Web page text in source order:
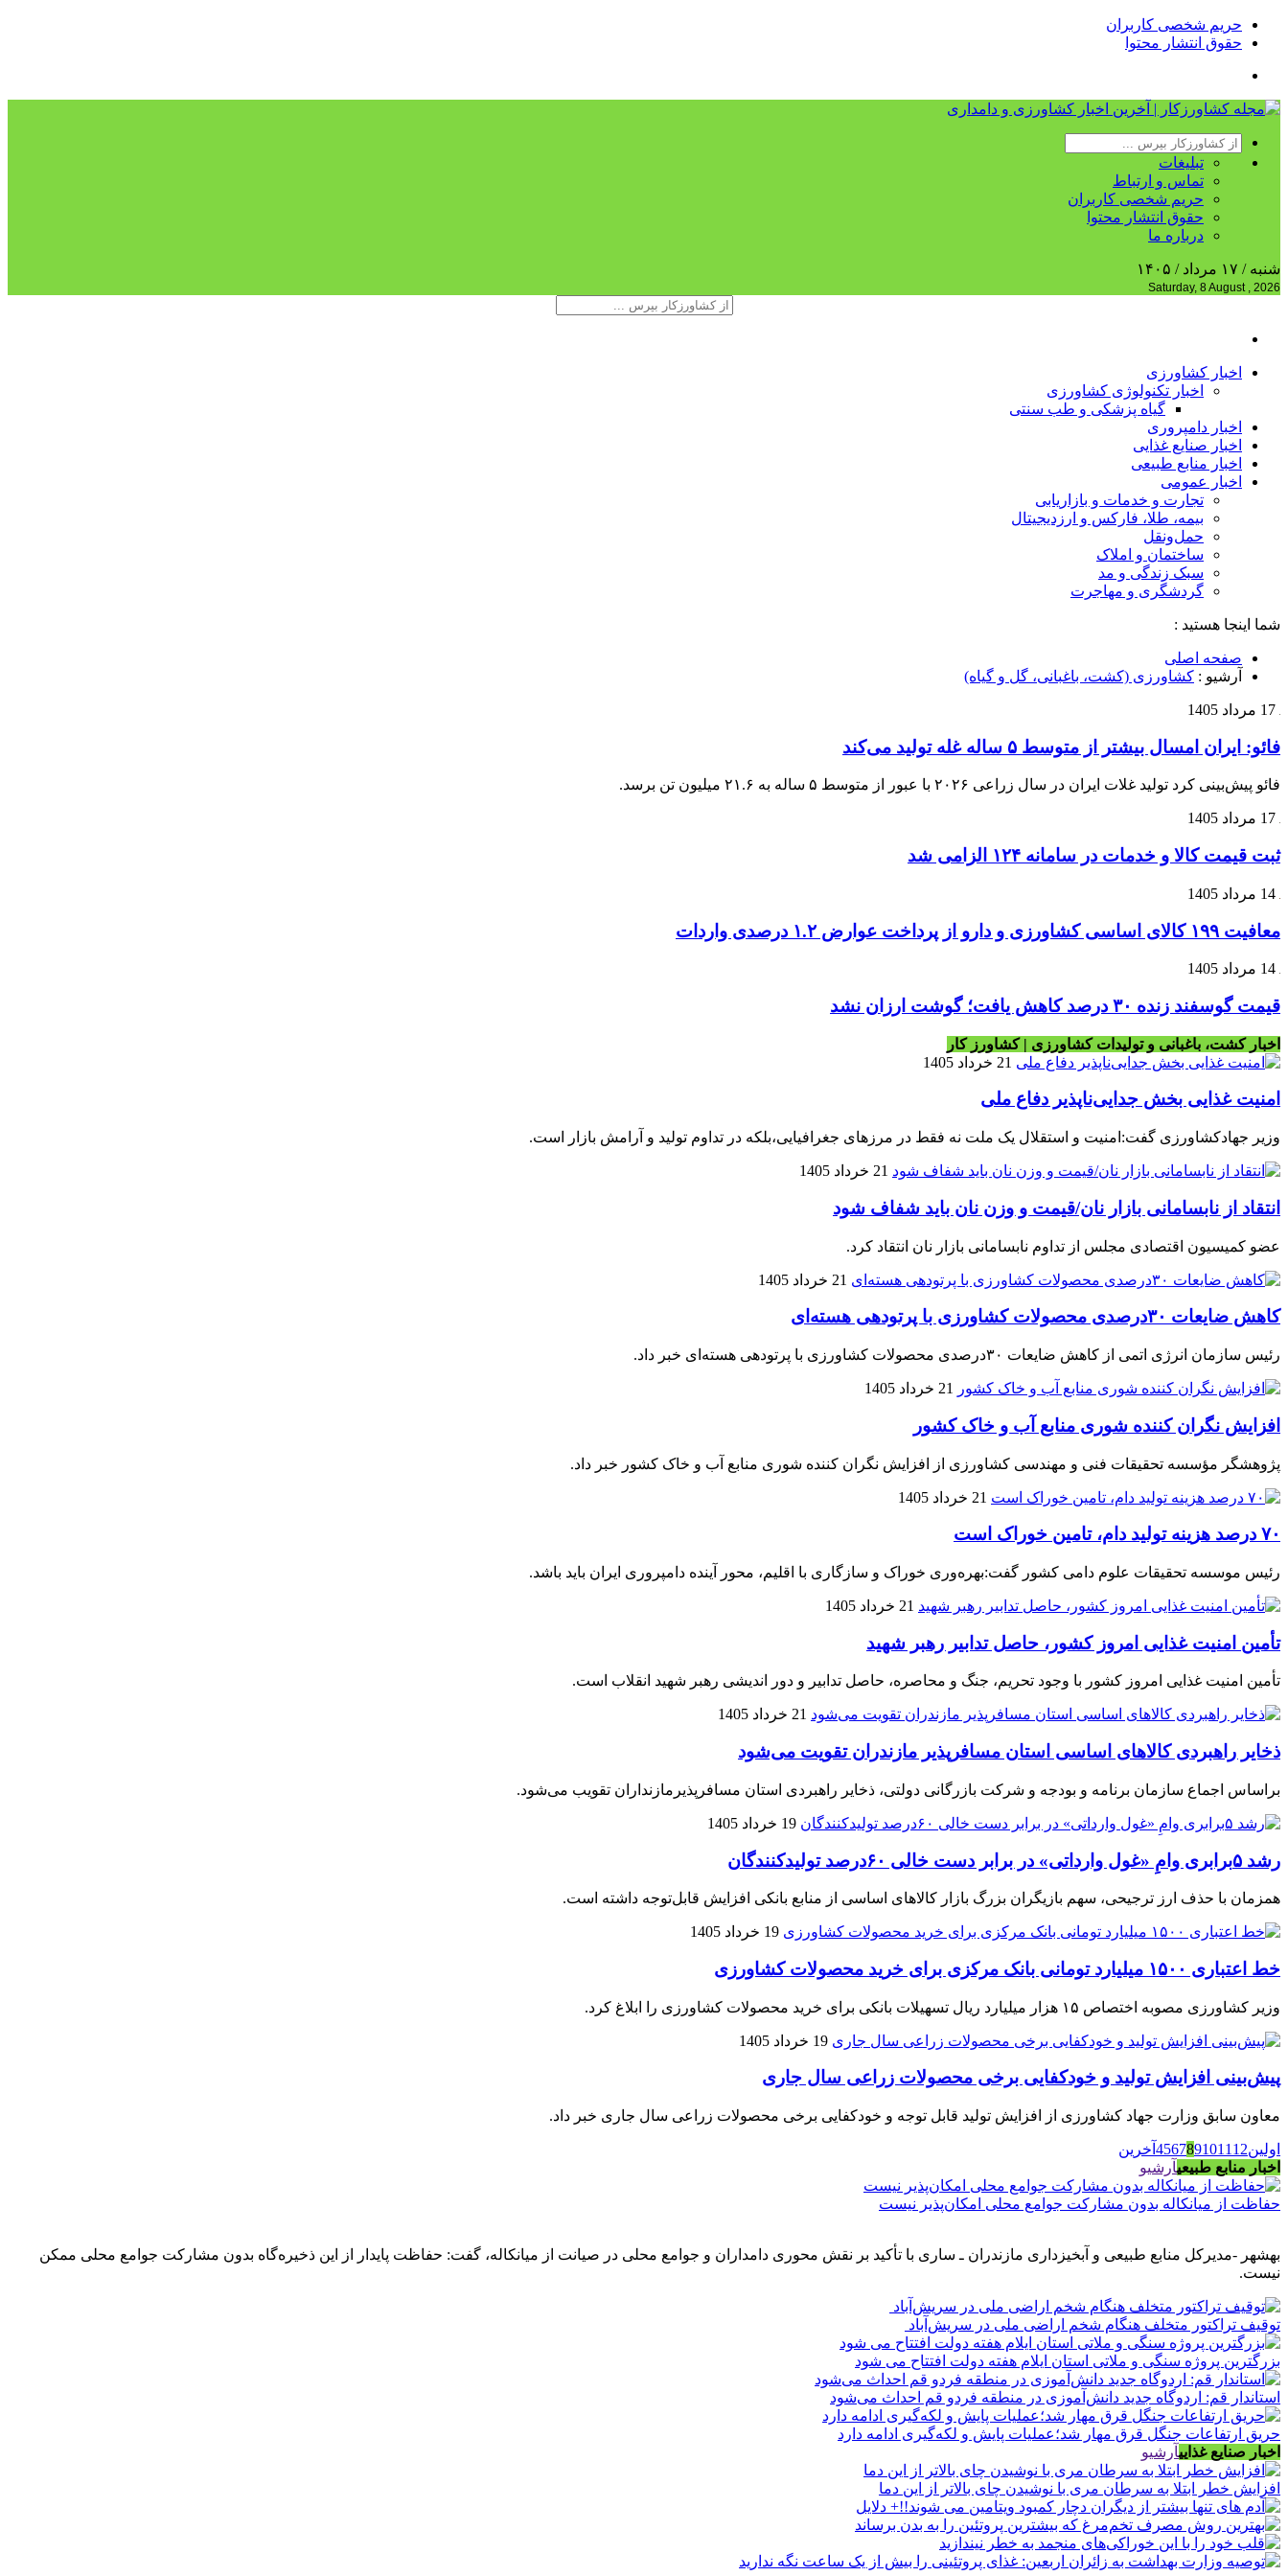
حریم شخصی کاربران
حقوق انتشار محتوا
تبلیغات
تماس و ارتباط
حریم شخصی کاربران
حقوق انتشار محتوا
درباره ما
شنبه / ۱۷ مرداد / ۱۴۰۵
Saturday, 8 August , 2026
اخبار کشاورزی
اخبار تکنولوژی کشاورزی
گیاه پزشکی و طب سنتی
اخبار دامپروری
اخبار صنایع غذایی
اخبار منابع طبیعی
اخبار عمومی
تجارت و خدمات و بازاریابی
بیمه، طلا، فارکس و ارزدیجیتال
حمل‌و‌نقل
ساختمان و املاک
سبک زندگی و مد
گردشگری و مهاجرت
شما اینجا هستید :
صفحه اصلی
آرشیو : کشاورزی (کشت، باغبانی، گل و گیاه)
17 مرداد 1405
فائو: ایران امسال بیشتر از متوسط ۵ ساله غله تولید می‌کند
فائو پیش‌بینی کرد تولید غلات ایران در سال زراعی ۲۰۲۶ با عبور از متوسط ۵ ساله به ۲۱.۶ میلیون تن برسد.
17 مرداد 1405
ثبت قیمت کالا و خدمات در سامانه ۱۲۴ الزامی شد
14 مرداد 1405
معافیت ۱۹۹ کالای اساسی کشاورزی و دارو از پرداخت عوارض ۱.۲ درصدی واردات
14 مرداد 1405
قیمت گوسفند زنده ۳۰ درصد کاهش یافت؛ گوشت ارزان نشد
اخبار کشت، باغبانی و تولیدات کشاورزی | کشاورز کار
21 خرداد 1405
امنیت غذایی بخش جدایی‌ناپذیر دفاع ملی
وزیر جهادکشاورزی گفت:امنیت و استقلال یک ملت نه فقط در مرزهای جغرافیایی،بلکه در تداوم تولید و آرامش بازار است.
21 خرداد 1405
انتقاد از نابسامانی بازار نان/قیمت و وزن نان باید شفاف شود
عضو کمیسیون اقتصادی مجلس از تداوم نابسامانی بازار نان انتقاد کرد.
21 خرداد 1405
کاهش ضایعات ۳۰درصدی محصولات کشاورزی با پرتودهی هسته‌ای
رئیس سازمان انرژی اتمی از کاهش ضایعات ۳۰درصدی محصولات کشاورزی با پرتودهی هسته‌ای خبر داد.
21 خرداد 1405
افزایش نگران کننده شوری منابع آب و خاک کشور
پژوهشگر مؤسسه تحقیقات فنی و مهندسی کشاورزی از افزایش نگران کننده شوری منابع آب و خاک کشور خبر داد.
21 خرداد 1405
۷۰ درصد هزینه تولید دام، تامین خوراک است
رئیس موسسه تحقیقات علوم دامی کشور گفت:بهره‌وری خوراک و سازگاری با اقلیم، محور آینده دامپروری ایران باید باشد.
21 خرداد 1405
تأمین امنیت غذایی امروز کشور، حاصل تدابیر رهبر شهید
تأمین امنیت غذایی امروز کشور با وجود تحریم، جنگ و محاصره، حاصل تدابیر و دور اندیشی رهبر شهید انقلاب است.
21 خرداد 1405
ذخایر راهبردی کالاهای اساسی استان مسافرپذیر مازندران تقویت می‌شود
براساس اجماع سازمان برنامه و بودجه و شرکت بازرگانی دولتی، ذخایر راهبردی استان مسافرپذیرمازنداران تقویب می‌شود.
19 خرداد 1405
رشد ۵برابری وامِ «غول وارداتی» در برابر دست‌ خالی ۶۰درصد تولیدکنندگان
همزمان با حذف ارز ترجیحی، سهم بازیگران بزرگ بازار کالاهای اساسی از منابع بانکی افزایش قابل‌توجه داشته است.
19 خرداد 1405
خط اعتباری ۱۵۰۰ میلیارد تومانی بانک مرکزی برای خرید محصولات کشاورزی
وزیر کشاورزی مصوبه اختصاص ۱۵ هزار میلیارد ریال تسهیلات بانکی برای خرید محصولات کشاورزی را ابلاغ کرد.
19 خرداد 1405
پیش‌بینی افزایش تولید و خودکفایی برخی محصولات زراعی سال جاری
معاون سابق وزارت جهاد کشاورزی از افزایش تولید قابل توجه و خودکفایی برخی محصولات زراعی سال جاری خبر داد.
اولین 4567891011 12
آخرین
اخبار منابع طبیعیآرشیو
حفاظت از میانکاله بدون مشارکت جوامع محلی امکان‌پذیر نیست
بهشهر -مدیرکل منابع طبیعی و آبخیزداری مازندران ـ ساری با تأکید بر نقش محوری دامداران و جوامع محلی در صیانت از میانکاله، گفت: حفاظت پایدار از این ذخیره‌گاه بدون مشارکت جوامع محلی ممکن
نیست.
توقیف تراکتور متخلف هنگام شخم اراضی ملی در سریش‌آباد
بزرگترین پروژه سنگی و ملاتی استان ایلام هفته دولت افتتاح می شود
استاندار قم: اردوگاه جدید دانش‌آموزی در منطقه فردو قم احداث می‌شود
حریق ارتفاعات جنگل قرق مهار شد؛عملیات پایش و لکه‌گیری ادامه دارد
اخبار صنایع غذاییآرشیو
افزایش خطر ابتلا به سرطان مری با نوشیدن چای بالاتر از این دما